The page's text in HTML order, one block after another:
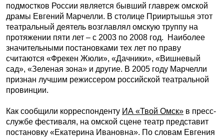
подмостков России является бывший главреж омской
драмы Евгений Марчелли. В столице Прииртышья этот
театральный деятель возглавлял омскую труппу на
протяжении пяти лет – с 2003 по 2008 год. Наиболее
значительными постановками тех лет по праву
считаются «Фрекен Жюли», «Дачники», «Вишневый
сад», «Зеленая зона» и другие. В 2005 году Марчелли
признан лучшим режиссером российской театральной
провинции.
Как сообщили корреспонденту ИА «Твой Омск» в пресс-
службе фестиваля, на омской сцене театр представит
постановку «Екатерина Ивановна». По словам Евгения